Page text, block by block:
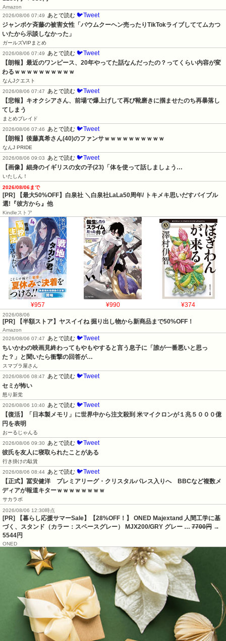
Amazon
2026/08/06 07:49
あとで読む 🐦Tweet
ジャンポケ斉藤の被害女性「バウムクーヘン売ったりTikTokライブしててムカつ
いたから示談しなかった」
ガールズVIPまとめ
2026/08/06 07:49
あとで読む 🐦Tweet
【朗報】最近のワンピース、20年やってた話なんだったの？ってくらい内容が変
わるｗｗｗｗｗｗｗｗｗｗ
なんJクエスト
2026/08/06 07:47
あとで読む 🐦Tweet
【悲報】キオクシアさん、前場で爆上げして再び靴磨きに掴ませたのち再暴落し
てしまう
まとめブレイド
2026/08/06 07:46
あとで読む 🐦Tweet
【朗報】後藤真希さん(40)のファンサｗｗｗｗｗｗｗｗｗｗ
なんJ PRIDE
2026/08/06 09:03
あとで読む 🐦Tweet
【画像】細身のイギリスの女の子(23)「体を使って話しましょう…
いたしん！
2026/08/06まで
[PR] 【最大50%OFF】白泉社 ＼白泉社LaLa50周年/ トキメキ思いだすバイブル
選!『彼方から』他
Kindleストア
¥957 ¥990 ¥374
2026/08/06
[PR] 【半額ストア】ヤスイイね 掘り出し物から新商品まで50%OFF！
Amazon
2026/08/06 07:47
あとで読む 🐦Tweet
ちいかわの映画見終わってもやもやすると言う息子に「誰が一番悪いと思っ
た？」と聞いたら衝撃の回答が…
スマブラ屋さん
2026/08/06 08:47
あとで読む 🐦Tweet
セミが怖い
怒り新党
2026/08/06 10:40
あとで読む 🐦Tweet
【復活】「日本製メモリ」に世界中から注文殺到 米マイクロンが１兆５０００億
円を表明
おーるじゃんる
2026/08/06 09:30
あとで読む 🐦Tweet
彼氏を友人に寝取られたことがある
行き掛けの駄賃
2026/08/06 08:44 あとで読む 🐦Tweet
【正式】冨安健洋　プレミアリーグ・クリスタルパレス入りへ　BBCなど複数メ
ディアが報道キターｗｗｗｗｗｗｗｗ
サカラボ
2026/08/06 12:30時点
[PR] 【暮らし応援サマーSale】【28%OFF！】 ONED Majextand 人間工学に基
づく、スタンド（カラー：スペースグレー） MJX200/GRY グレー … 7700円 →
5544円
ONED